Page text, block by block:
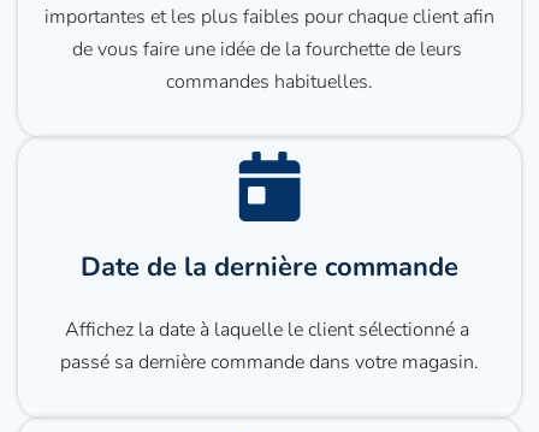
importantes et les plus faibles pour chaque client afin
de vous faire une idée de la fourchette de leurs
commandes habituelles.
Date de la dernière commande
Affichez la date à laquelle le client sélectionné a
passé sa dernière commande dans votre magasin.